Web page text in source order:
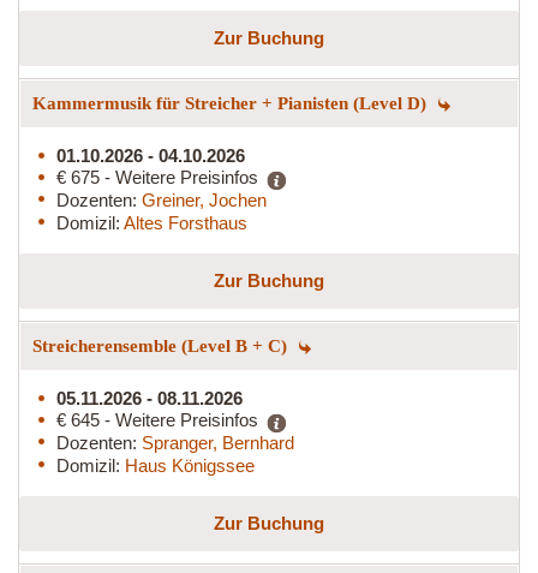
Zur Buchung
Kammermusik für Streicher + Pianisten (Level D)
01.10.2026 - 04.10.2026
€ 675 - Weitere Preisinfos
Dozenten: Greiner, Jochen
Domizil: Altes Forsthaus
Zur Buchung
Streicherensemble (Level B + C)
05.11.2026 - 08.11.2026
€ 645 - Weitere Preisinfos
Dozenten: Spranger, Bernhard
Domizil: Haus Königssee
Zur Buchung